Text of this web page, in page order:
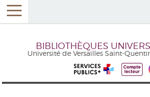
BIBLIOTHÈQUES
Université de Versailles Saint-